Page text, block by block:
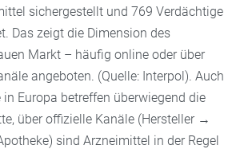
sichergestellt und 769 Verdächtige
Das zeigt die Dimension des
Markt – häufig online oder über
angeboten. (Quelle: Interpol). Auch
Europa betreffen überwiegend die
über offizielle Kanäle (Hersteller →
sind Arzneimittel in der Regel